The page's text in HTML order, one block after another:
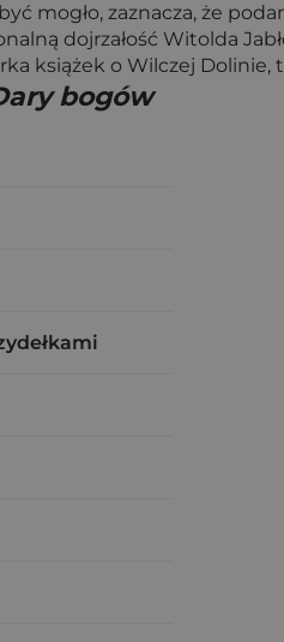
mogło, zaznacza, że
dojrzałość Witolda
książek o Wilczej
bogów